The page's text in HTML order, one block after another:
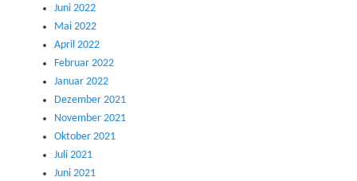
Juni 2022
Mai 2022
April 2022
Februar 2022
Januar 2022
Dezember 2021
November 2021
Oktober 2021
Juli 2021
Juni 2021